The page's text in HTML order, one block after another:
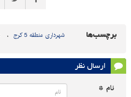
برچسب‌ها شهرداری منطقه 5 کرج
ارسال نظر
نام *